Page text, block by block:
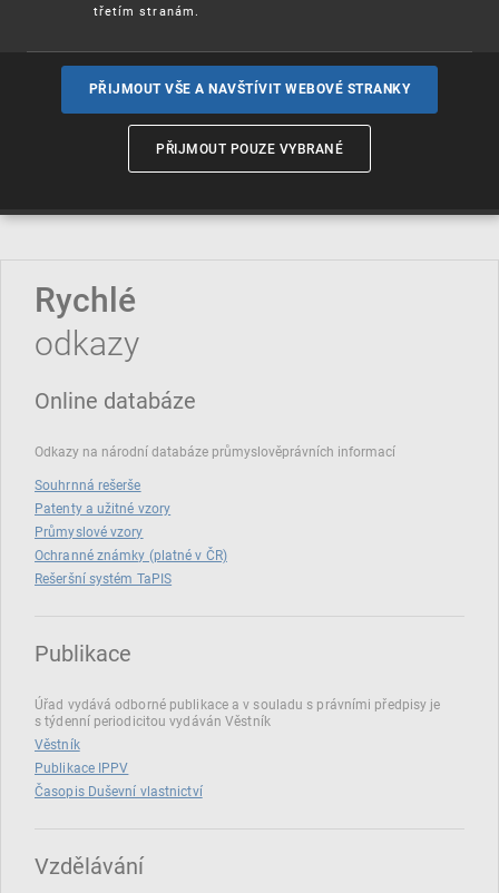
Označení původua zeměpisná
Rychlé
odkazy
Online databáze
Odkazy na národní databáze průmyslověprávních informací
Souhrnná rešerše
Patenty a užitné vzory
Průmyslové vzory
Ochranné známky (platné v ČR)
Rešeršní systém TaPIS
Publikace
Úřad vydává odborné publikace a v souladu s právními předpisy je
s týdenní periodicitou vydáván Věstník
Věstník
Publikace IPPV
Časopis Duševní vlastnictví
Vzdělávání
třetím stranám.
PŘIJMOUT VŠE A NAVŠTÍVIT WEBOVÉ STRANKY
PŘIJMOUT POUZE VYBRANÉ